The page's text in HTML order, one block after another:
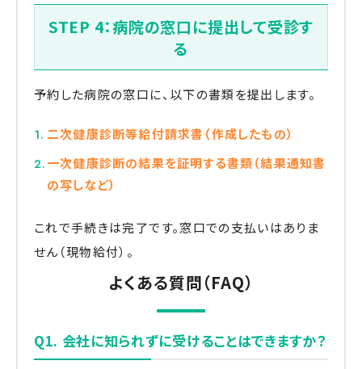
STEP 4：病院の窓口に提出して受診す
る
予約した病院の窓口に、以下の書類を提出します。
二次健康診断等給付請求書（作成したもの）
一次健康診断の結果を証明する書類（結果通知書
の写しなど）
これで手続きは完了です。窓口での支払いはありま
せん（現物給付）。
よくある質問（FAQ）
Q1. 会社に知られずに受けることはできますか？